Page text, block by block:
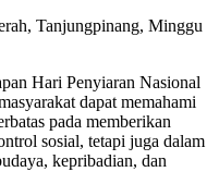
Tanjungpinang, Minggu
Hari Penyiaran Nasional
dapat memahami
pada memberikan
sosial, tetapi juga dalam
kepribadian, dan